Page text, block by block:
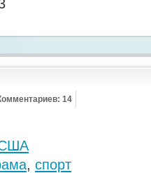
14
, спорт